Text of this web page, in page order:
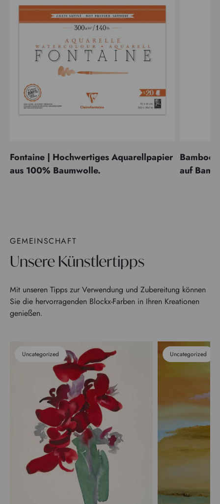
Fontaine | Hochwertiges Aquarellpapier
aus 100% Baumwolle.
Bamboo
auf
GEMEINSCHAFT
Unsere Künstlertipps
Mit unseren Tipps zur Verwendung und Zubereitung können
Sie die hervorragenden Blockx-Farben in Ihren Kreationen
genießen.
Uncategorized Uncategorized